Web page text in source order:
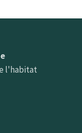
l'habitat